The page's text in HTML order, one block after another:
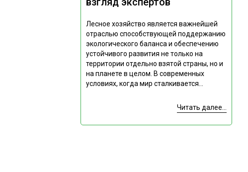
Лесное хозяйство является важнейшей
отраслью способствующей поддержанию
экологического баланса и обеспечению
устойчивого развития не только на
территории отдельно взятой страны, но и
на планете в целом. В современных
условиях, когда мир сталкивается...
Читать далее...